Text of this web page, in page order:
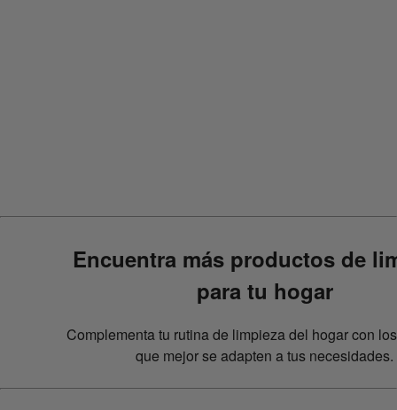
Encuentra más productos de
para tu hogar
Complementa tu rutina de limpieza del hogar con
que mejor se adapten a tus necesidades.